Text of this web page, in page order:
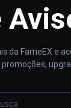
da FameEX e